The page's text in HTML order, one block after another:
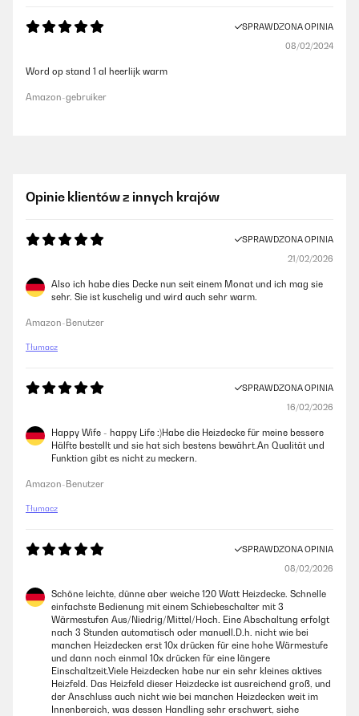
SPRAWDZONA OPINIA
08/02/2024
Word op stand 1 al heerlijk warm
Amazon-gebruiker
Opinie klientów z innych krajów
SPRAWDZONA OPINIA
21/02/2026
Also ich habe dies Decke nun seit einem Monat und ich mag sie
sehr. Sie ist kuschelig und wird auch sehr warm.
Amazon-Benutzer
Tłumacz
SPRAWDZONA OPINIA
16/02/2026
Happy Wife - happy Life :)Habe die Heizdecke für meine bessere
Hälfte bestellt und sie hat sich bestens bewährt.An Qualität und
Funktion gibt es nicht zu meckern.
Amazon-Benutzer
Tłumacz
SPRAWDZONA OPINIA
08/02/2026
Schöne leichte, dünne aber weiche 120 Watt Heizdecke. Schnelle
einfachste Bedienung mit einem Schiebeschalter mit 3
Wärmestufen Aus/Niedrig/Mittel/Hoch. Eine Abschaltung erfolgt
nach 3 Stunden automatisch oder manuell.D.h. nicht wie bei
manchen Heizdecken erst 10x drücken für eine hohe Wärmestufe
und dann noch einmal 10x drücken für eine längere
Einschaltzeit.Viele Heizdecken habe nur ein sehr kleines aktives
Heizfeld. Das Heizfeld dieser Heizdecke ist ausreichend groß, und
der Anschluss auch nicht wie bei manchen Heizdecken weit im
Innenbereich, was dessen Handling sehr erschwert, siehe